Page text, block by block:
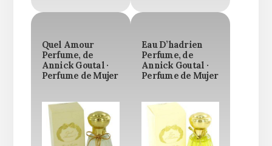
Quel Amour
Perfume, de
Annick Goutal ·
Perfume de Mujer
Eau D’hadrien
Perfume, de
Annick Goutal ·
Perfume de Mujer